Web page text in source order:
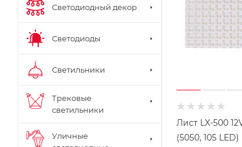
Лист LX-500
(5050, 105
Светодиодный декор
Светодиоды
Светильники
Трековые
светильники
Уличные